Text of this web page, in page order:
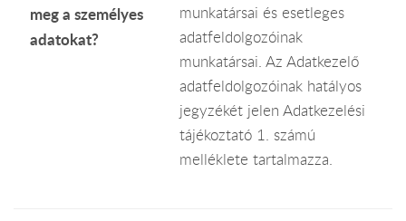
meg a személyes
adatokat?
munkatársai és esetleges
adatfeldolgozóinak
munkatársai. Az Adatkezelő
adatfeldolgozóinak hatályos
jegyzékét jelen Adatkezelési
tájékoztató 1. számú
melléklete tartalmazza.